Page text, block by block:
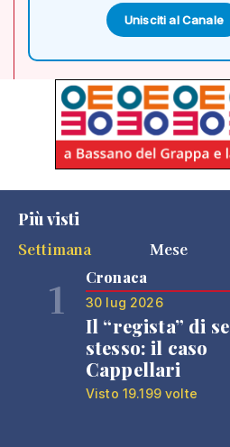
Unisciti al Canale
Più visti
Settimana
Mese
1 Cronaca
30 lug 2026
Il “regista” di se
stesso: il caso
Cappellari
Visto 19.199 volte